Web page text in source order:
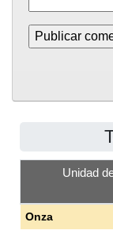
Unidad
Onza